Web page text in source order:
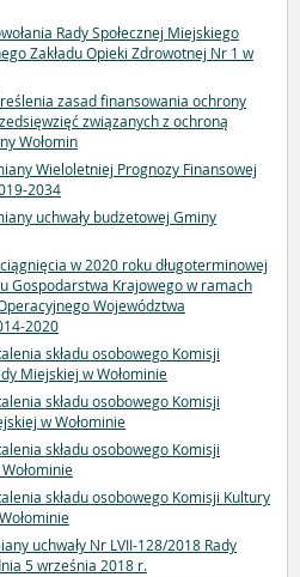
Rady Społecznej Miejskiego
Zakładu Opieki Zdrowotnej Nr 1 w
zasad finansowania ochrony
związanych z ochroną
Wołomin
Wieloletniej Prognozy Finansowej
2034
uchwały budżetowej Gminy
w 2020 roku długoterminowej
Gospodarstwa Krajowego w ramach
Województwa
2020
składu osobowego Komisji
Miejskiej w Wołominie
składu osobowego Komisji
w Wołominie
składu osobowego Komisji
składu osobowego Komisji Kultury
uchwały Nr LVII-128/2018 Rady
5 września 2018 r.